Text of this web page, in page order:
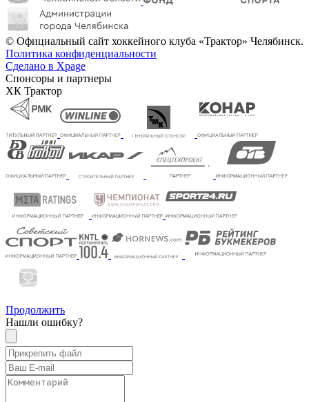
© Официальный сайт хоккейного клуба «Трактор» Челябинск.
Политика конфиденциальности
Сделано в Xpage
Спонсоры и партнеры
ХК Трактор
Продолжить
Нашли ошибку?